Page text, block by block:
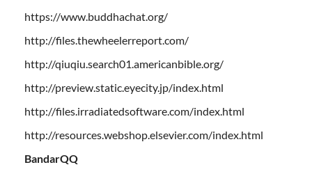
https://www.buddhachat.org/
http://files.thewheelerreport.com/
http://qiuqiu.search01.americanbible.org/
http://preview.static.eyecity.jp/index.html
http://files.irradiatedsoftware.com/index.html
http://resources.webshop.elsevier.com/index.html
BandarQQ